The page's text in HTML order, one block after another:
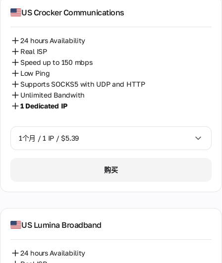
US Crocker Communications
24 hours Availability
Real ISP
Speed up to 150 mbps
Low Ping
Supports SOCKS5 with UDP and HTTP
Unlimited Bandwith
1 Dedicated IP
1个月 / 1 IP / $5.39
购买
US Lumina Broadband
24 hours Availability